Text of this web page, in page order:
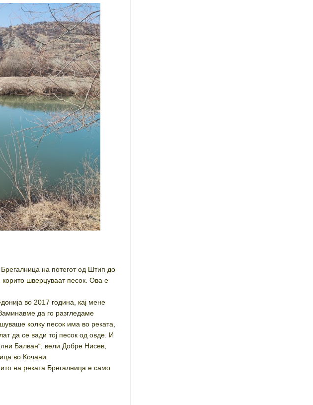
на потегот од Штип до
шверцуваат песок. Ова е
во 2017 година, кај мене
да го разгледаме
колку песок има во реката,
да се вади тој песок од овде. И
Балван“, вели Добре Нисев,
во Кочани.
на реката Брегалница е само